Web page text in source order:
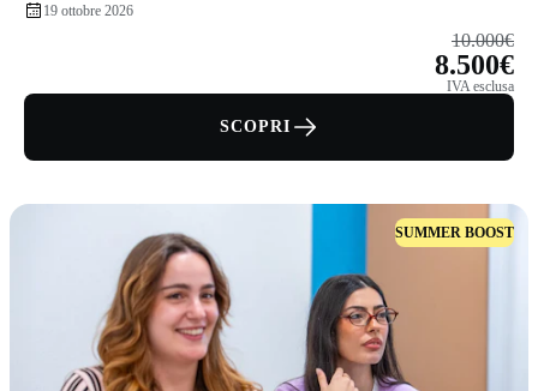
19 ottobre 2026
10.000€
8.500€
IVA esclusa
SCOPRI
SUMMER BOOST